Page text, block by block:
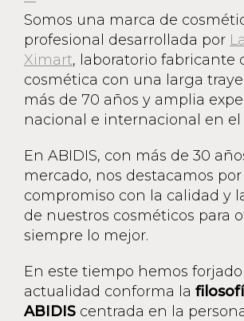
Somos una marca de
profesional desarrollada por
Ximart, laboratorio fabricante
cosmética con una larga
más de 70 años y amplia
nacional e internacional en el
En ABIDIS, con más de 30
mercado, nos destacamos
compromiso con la calidad y
de nuestros cosméticos para
siempre lo mejor.
En este tiempo hemos
actualidad conforma la
ABIDIS centrada en la